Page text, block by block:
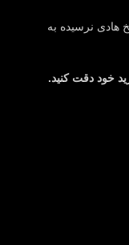
هادی نرسیده به
خود دقت کنید.